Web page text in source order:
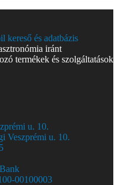
kereső és adatbázis
iránt
termékek és szolgáltatások
u. 10.
Veszprémi u. 10.
00100003